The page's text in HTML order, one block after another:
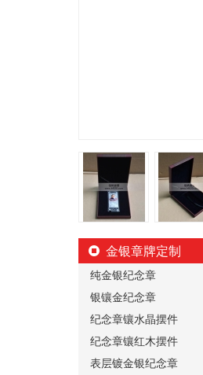
金银章牌定制
纯金银纪念章
银镶金纪念章
纪念章镶水晶摆件
纪念章镶红木摆件
表层镀金银纪念章